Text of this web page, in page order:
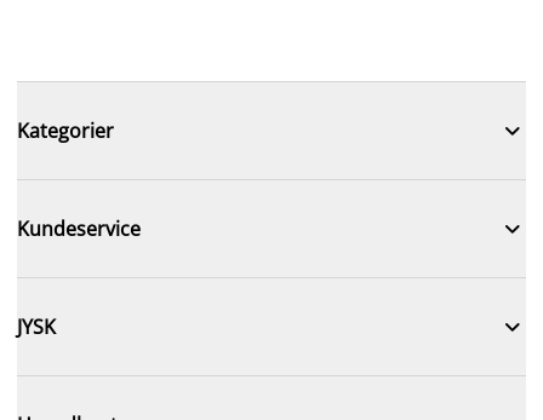
Kategorier 
Kundeservice 
JYSK 